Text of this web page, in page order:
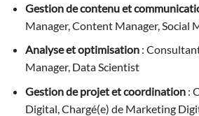
Gestion de contenu et
Manager, Content Manager, Social
Analyse et optimisation:
Manager, Data Scientist
Gestion de projet et coordination:
Digital, Chargé(e) de Marketing